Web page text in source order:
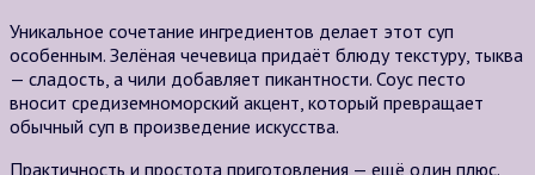
Уникальное сочетание ингредиентов делает этот суп
особенным. Зелёная чечевица придаёт блюду текстуру, тыква
— сладость, а чили добавляет пикантности. Соус песто
вносит средиземноморский акцент, который превращает
обычный суп в произведение искусства.
Практичность и простота приготовления — ещё один плюс.